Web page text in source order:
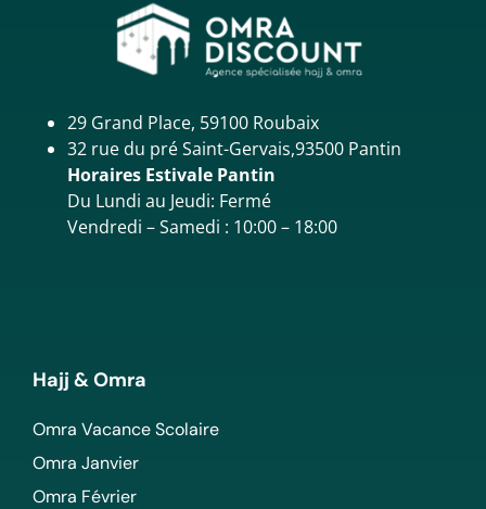
29 Grand Place, 59100 Roubaix
32 rue du pré Saint-Gervais,93500 Pantin
Horaires Estivale Pantin
Du Lundi au Jeudi: Fermé
Vendredi – Samedi : 10:00 – 18:00
Hajj & Omra
Omra Vacance Scolaire
Omra Janvier
Omra Février